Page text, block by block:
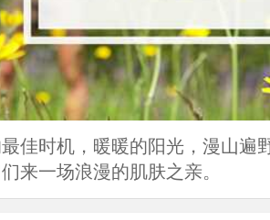
佳时机，暖暖的阳光，漫山遍
来一场浪漫的肌肤之亲。